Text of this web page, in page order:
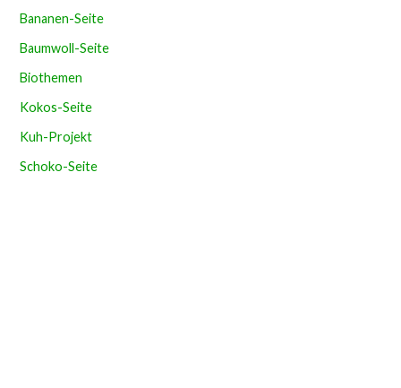
Bananen-Seite
Baumwoll-Seite
Biothemen
Kokos-Seite
Kuh-Projekt
Schoko-Seite